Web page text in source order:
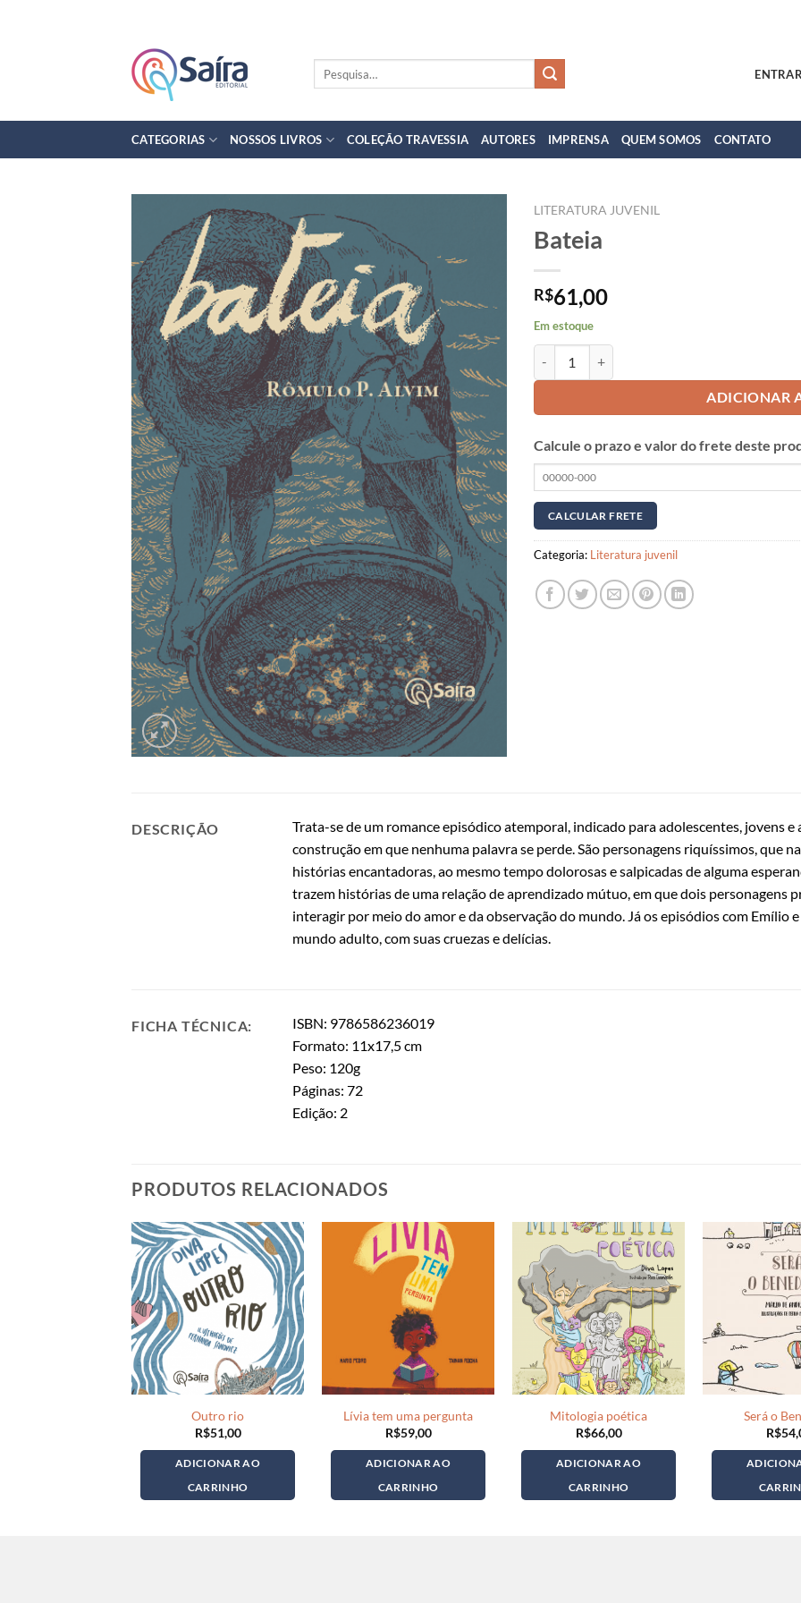
CATEGORIAS NOSSOS LIVROS COLEÇÃO TRAVESSIA AUTORES IMPRENSA QUEM SOMOS CONTATO
LITERATURA JUVENIL
Bateia
R$61,00
Em estoque
ADICIONAR
Calcule o prazo e valor do frete deste
Categoria: Literatura juvenil
DESCRIÇÃO
Trata-se de um romance episódico atemporal, indicado para adolescentes, jovens
construção em que nenhuma palavra se perde. São personagens riquíssimos, que
histórias encantadoras, ao mesmo tempo dolorosas e salpicadas de alguma
trazem histórias de uma relação de aprendizado mútuo, em que dois personagens
interagir por meio do amor e da observação do mundo. Já os episódios com Emílio
mundo adulto, com suas cruezas e delícias.
FICHA TÉCNICA:
ISBN: 9786586236019
Formato: 11x17,5 cm
Peso: 120g
Páginas: 72
Edição: 2
PRODUTOS RELACIONADOS
Outro rio
R$51,00
ADICIONAR AO
CARRINHO
Lívia tem uma pergunta
R$59,00
ADICIONAR AO
CARRINHO
Mitologia poética
R$66,00
ADICIONAR AO
CARRINHO
Será o
R$